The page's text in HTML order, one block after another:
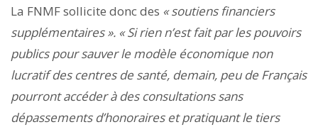
La FNMF sollicite donc des « soutiens financiers
supplémentaires ». « Si rien n’est fait par les pouvoirs
publics pour sauver le modèle économique non
lucratif des centres de santé, demain, peu de Français
pourront accéder à des consultations sans
dépassements d’honoraires et pratiquant le tiers